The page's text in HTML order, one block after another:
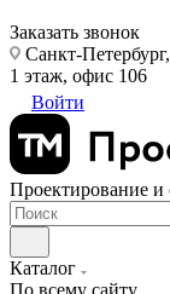
Заказать звонок
Санкт-
1 этаж, офис 106
Войти
Проектирование
Каталог
По всему сайту